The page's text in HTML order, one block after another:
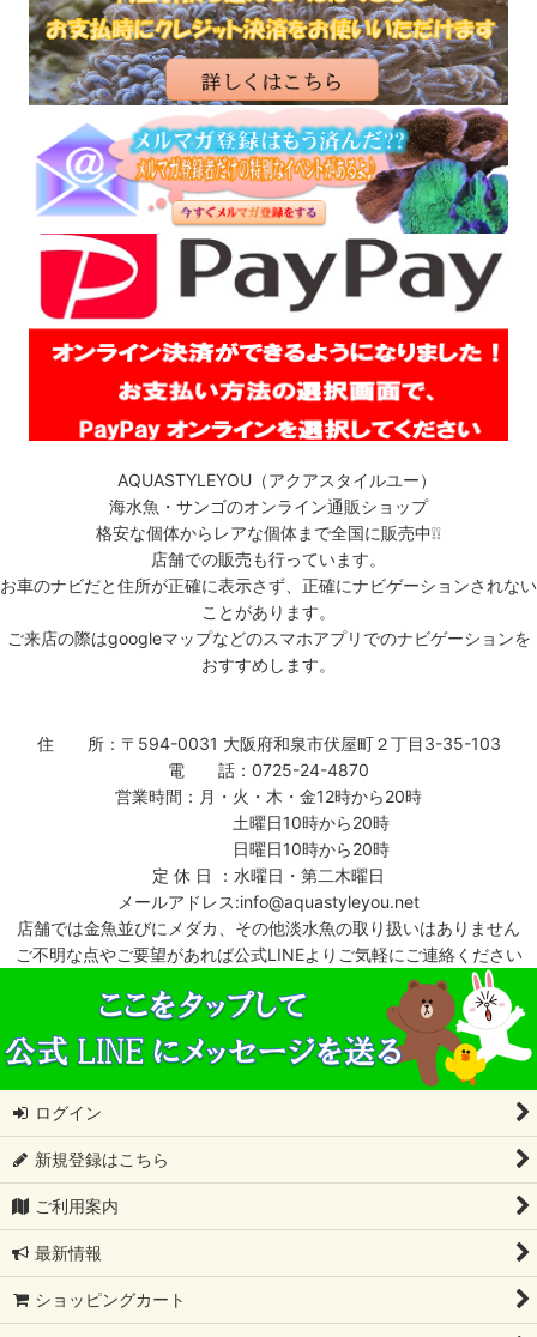
AQUASTYLEYOU（アクアスタイルユー）
海水魚・サンゴのオンライン通販ショップ
格安な個体からレアな個体まで全国に販売中❕❕
店舗での販売も行っています。
お車のナビだと住所が正確に表示さず、正確にナビゲーションされない
ことがあります。
ご来店の際はgoogleマップなどのスマホアプリでのナビゲーションを
おすすめします。
住 所：〒594-0031 大阪府和泉市伏屋町２丁目3-35-103
電 話：0725-24-4870
営業時間：月・火・木・金12時から20時
土曜日10時から20時
日曜日10時から20時
定 休 日 ：水曜日・第二木曜日
メールアドレス:info@aquastyleyou.net
店舗では金魚並びにメダカ、その他淡水魚の取り扱いはありません
ご不明な点やご要望があれば公式LINEよりご気軽にご連絡ください
ログイン
新規登録はこちら
ご利用案内
最新情報
ショッピングカート